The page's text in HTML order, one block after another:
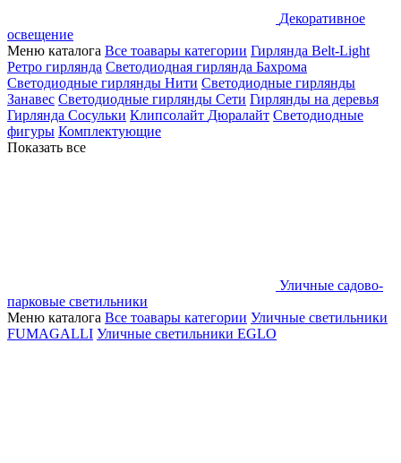
Декоративное
освещение
Меню каталога Все тоавары категории Гирлянда Belt-Light
Ретро гирлянда Светодиодная гирлянда Бахрома
Светодиодные гирлянды Нити Светодиодные гирлянды
Занавес Светодиодные гирлянды Сети Гирлянды на деревья
Гирлянда Сосульки Клипсолайт Дюралайт Светодиодные
фигуры Комплектующие
Показать все
Уличные садово-
парковые светильники
Меню каталога Все тоавары категории Уличные светильники
FUMAGALLI Уличные светильники EGLO